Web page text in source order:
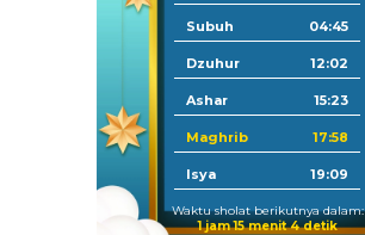
Subuh 04:45
Dzuhur 12:02
Ashar 15:23
Maghrib 17:58
Isya 19:09
Waktu sholat berikutnya dalam:
1 jam 15 menit 3 detik